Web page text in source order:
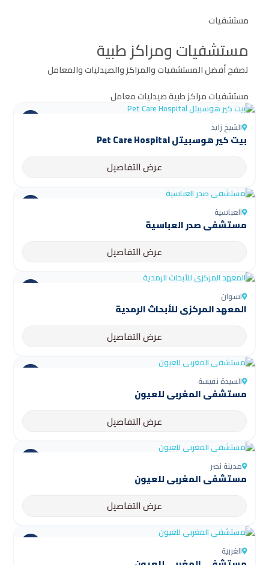
مستشفيات
مستشفيات ومراكز طبية
تصفح أفضل المستشفيات والمراكز والصيدليات والمعامل
مستشفياتمراكز طبيةصيدلياتمعامل
الشيخ زايد
بيت كير هوسبيتل Pet Care Hospital
عرض التفاصيل
العباسية
مستشفى صدر العباسية
عرض التفاصيل
اسوان
المعهد المركزي للأبحاث الرمدية
عرض التفاصيل
السيدة نفيسة
مستشفى المغربي للعيون
عرض التفاصيل
مدينة نصر
مستشفى المغربي للعيون
عرض التفاصيل
الغربية